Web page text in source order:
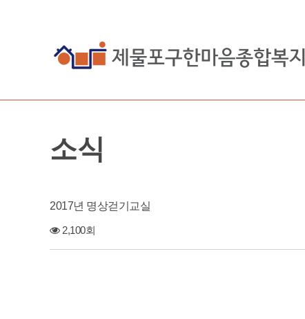
소식
2017년 명상걷기교실
2,100회